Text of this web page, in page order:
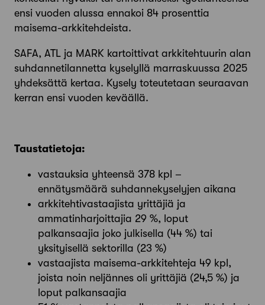
ensi vuoden alussa ennakoi 84 prosenttia
maisema-arkkitehdeista.
SAFA, ATL ja MARK kartoittivat arkkitehtuurin alan
suhdannetilannetta kyselyllä marraskuussa 2025
yhdeksättä kertaa. Kysely toteutetaan seuraavan
kerran ensi vuoden keväällä.
Taustatietoja:
vastauksia yhteensä 378 kpl –
ennätysmäärä suhdannekyselyjen aikana
arkkitehtivastaajista yrittäjiä ja
ammatinharjoittajia 29 %, loput
palkansaajia joko julkisella (44 %) tai
yksityisellä sektorilla (23 %)
vastaajista maisema-arkkitehteja 49 kpl,
joista noin neljännes oli yrittäjiä (24,5 %) ja
loput palkansaajia